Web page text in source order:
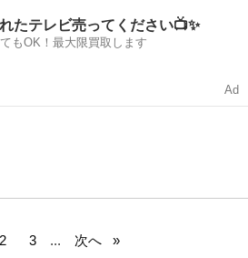
れたテレビ売ってください📺✨
もOK！最大限買取します
Ad
2 3 ... 次へ